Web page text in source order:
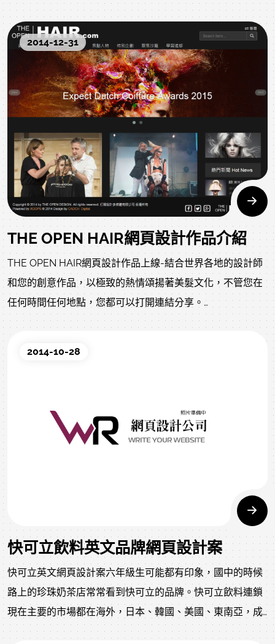
專業美髮設計師、美髮沙龍店服務。 公司代理許多國際品牌
如：義大利、澳洲、日本、韓國、新加坡、美國與台灣等許
多優秀產品、新技術、新科技的美髮產品、器材、技術，並
不定時舉辦最新產品、器材、技術的發表或說明會。 定期與
國內外技術講師合作、並引進全世界最新的美髮剪髮資訊及
教育課程。
2014-12-31
THE OPEN HAIR網頁設計作品介紹
THE OPEN HAIR網頁設計作品上線-結合世界各地的設計師
和您的創意作品，以極致的熱情頌揚著美髮文化，不管您在
任何時間任何地點，您都可以打開連結分享。
「TheOpenHair」，打開設計多媒體有限公司的美髮入口網
2014-10-28
快可立飲料英文品牌網頁設計案
快可立英文網頁設計案六年級生可能都有印象，國中的時候
路上的珍珠奶茶店常常看到快可立的品牌。快可立飲料連鎖
現在主要的市場都在海外，日本、韓國、美國、東南亞，成
立英文網頁是目前國際化公司最重要的工作之一。我們非常